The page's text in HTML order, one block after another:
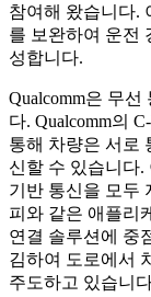
참여해 왔습니다.
를 보완하여 운전
성합니다.
Qualcomm은 무
다. Qualcomm의
통해 차량은 서로
신할 수 있습니다
기반 통신을 모두
피와 같은 애플리
연결 솔루션에 중
김하여 도로에서
주도하고 있습니